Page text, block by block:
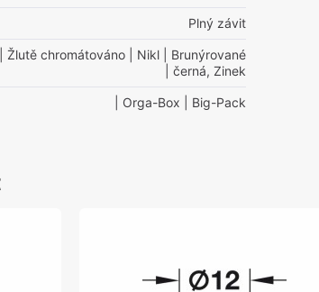
Plný závit
| Žlutě chromátováno | Nikl | Brunýrované
| černá, Zinek
| Orga-Box | Big-Pack